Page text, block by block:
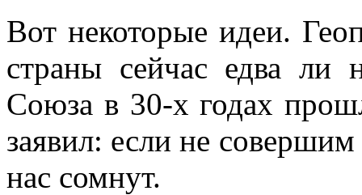
Вот некоторые идеи.
страны сейчас едва ли
Союза в 30-х годах
заявил: если не
нас сомнут.